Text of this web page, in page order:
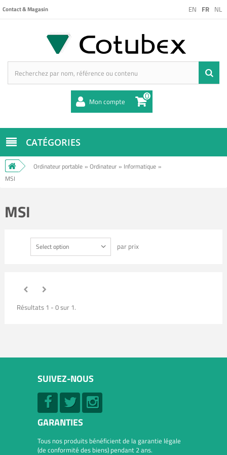
EN FR NL
Contact & Magasin
Mon compte 0
CATÉGORIES
Ordinateur portable » Ordinateur » Informatique »
MSI
MSI
Select option par prix
Résultats 1 - 0 sur 1.
SUIVEZ-NOUS
GARANTIES
Tous nos produits bénéficient de la garantie légale
(de conformité des biens) pendant 2 ans.